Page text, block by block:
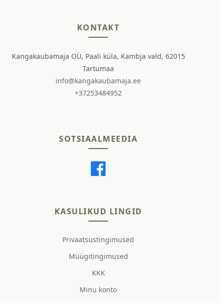
KONTAKT
Kangakaubamaja OÜ, Paali küla, Kambja vald, 62015
Tartumaa
info@kangakaubamaja.ee
+37253484952
SOTSIAALMEEDIA
KASULIKUD LINGID
Privaatsustingimused
Müügitingimused
KKK
Minu konto